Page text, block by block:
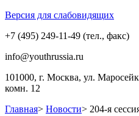
Версия для слабовидящих
+7 (495) 249-11-49 (тел., факс)
info@youthrussia.ru
101000, г. Москва, ул.
комн. 12
Главная> Новости> 204-я